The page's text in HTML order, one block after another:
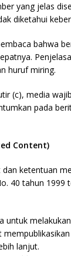
yang jelas
diketahui
bahwa
huruf miring.
(c), media
pada
Content)
ketentuan
40 tahun 1999
untuk
lanjut.